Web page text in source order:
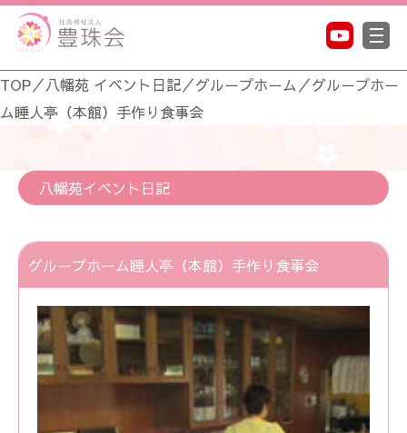
TOP／八幡苑 イベント日記／グループホーム ／グループホー
ム睡人亭（本館）手作り食事会
八幡苑イベント日記
グループホーム睡人亭（本館）手作り食事会